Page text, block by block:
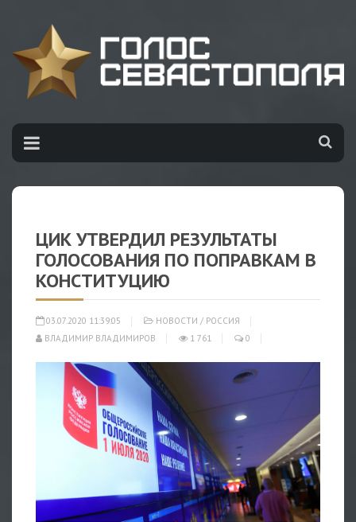
ЦИК УТВЕРДИЛ РЕЗУЛЬТАТЫ
ГОЛОСОВАНИЯ ПО ПОПРАВКАМ В
КОНСТИТУЦИЮ
03.07.2020 11:39:05 НОВОСТИ / РОССИЯ
ВЛАДИМИР ВЛАДИМИРОВ
1 761 0